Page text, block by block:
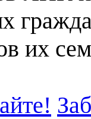
их